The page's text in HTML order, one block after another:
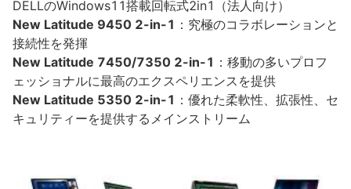
DELLのWindows11搭載回転式2in1（法人向け）
New Latitude 9450 2-in-1 ：究極のコラボレーションと
接続性を発揮
New Latitude 7450/7350 2-in-1 ：移動の多いプロフ
ェッショナルに最高のエクスペリエンスを提供
New Latitude 5350 2-in-1 ：優れた柔軟性、拡張性、セ
キュリティーを提供するメインストリーム